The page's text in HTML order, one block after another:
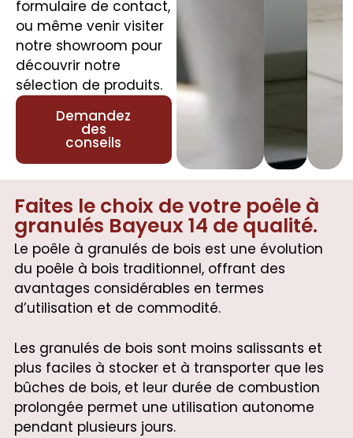
formulaire de contact,
ou même venir visiter
notre showroom pour
découvrir notre
sélection de produits.
Demandez
des
conseils
Faites le choix de votre poêle à
granulés Bayeux 14 de qualité.
Le poêle à granulés de bois est une évolution
du poêle à bois traditionnel, offrant des
avantages considérables en termes
d’utilisation et de commodité.
Les granulés de bois sont moins salissants et
plus faciles à stocker et à transporter que les
bûches de bois, et leur durée de combustion
prolongée permet une utilisation autonome
pendant plusieurs jours.